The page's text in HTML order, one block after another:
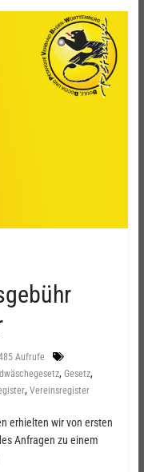
Aufrufe
, Gesetz,
, Vereinsregister
erhielten wir von ersten
Anfragen zu einem